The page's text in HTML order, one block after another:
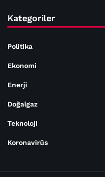
Kategoriler
Politika
Ekonomi
Enerji
Doğalgaz
Teknoloji
Koronavirüs